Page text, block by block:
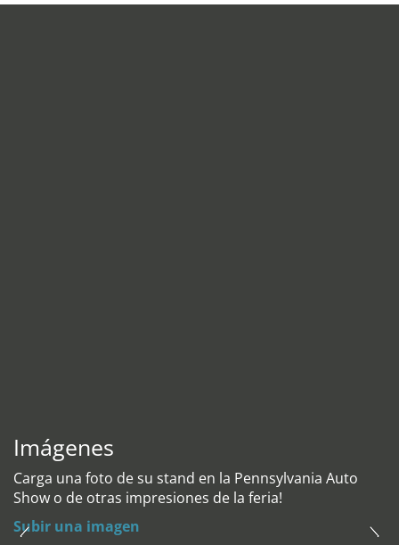
Imágenes
Carga una foto de su stand en la Pennsylvania Auto
Show o de otras impresiones de la feria!
Subir una imagen